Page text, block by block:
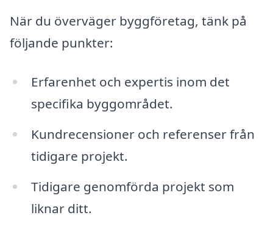
När du överväger byggföretag, tänk på
följande punkter:
Erfarenhet och expertis inom det
specifika byggområdet.
Kundrecensioner och referenser från
tidigare projekt.
Tidigare genomförda projekt som
liknar ditt.